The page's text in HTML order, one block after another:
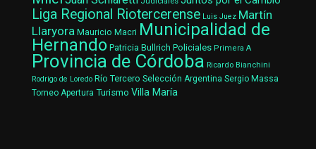
Liga Regional Riotercerense Luis Juez Martín
Llaryora Mauricio Macri Municipalidad de
Hernando Patricia Bullrich Policiales Primera A
Provincia de Córdoba Ricardo Bianchini
Rodrigo de Loredo Río Tercero Selección Argentina Sergio Massa
Torneo Apertura Turismo Villa María